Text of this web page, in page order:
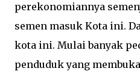
perekonomiannya
semen masuk Kota ini.
kota ini. Mulai banyak
penduduk yang